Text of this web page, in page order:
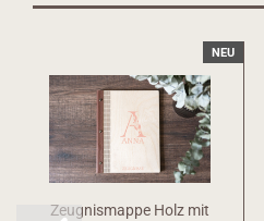
NEU
Zeugnismappe Holz mit